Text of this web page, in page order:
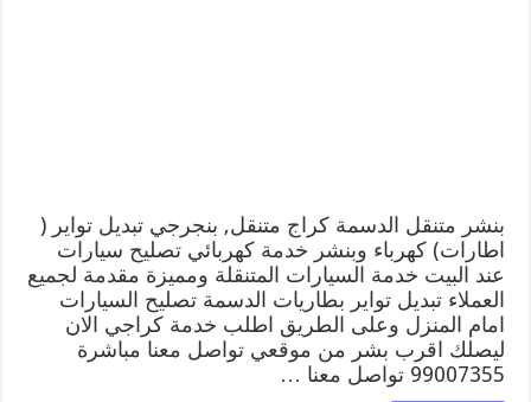
بنشر متنقل الدسمة كراج متنقل, بنجرجي تبديل تواير (
اطارات) كهرباء وبنشر خدمة كهربائي تصليح سيارات
عند البيت خدمة السيارات المتنقلة ومميزة مقدمة لجميع
العملاء تبديل تواير بطاريات الدسمة تصليح السيارات
امام المنزل وعلى الطريق اطلب خدمة كراجي الان
ليصلك اقرب بشر من موقعي تواصل معنا مباشرة
99007355 تواصل معنا …